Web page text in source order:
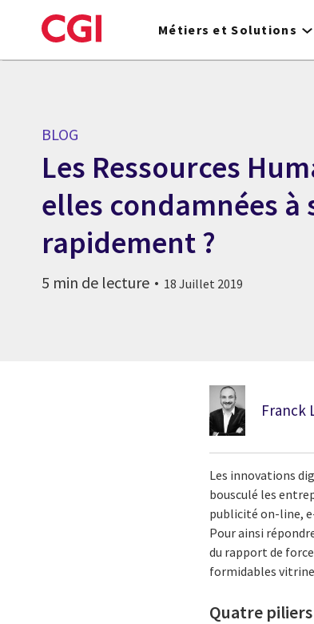
to
Métiers et Solutions
BLOG
Les Ressources
elles condamnées
rapidement ?
5 min de lecture 18 Juillet 2019
Franck
Les innovations
bousculé les
publicité on-line,
Pour ainsi
du rapport de
formidables
Quatre